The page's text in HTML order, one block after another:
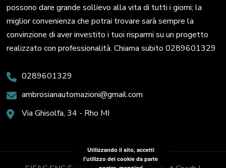
possono dare grande sollievo alla vita di tutti i giorni; la
miglior convenienza che potrai trovare sarà sempre la
convinzione di aver investito i tuoi risparmi su un progetto
realizzato con professionalità. Chiama subito 0289601329
0289601329
ambrosianautomazioni@gmail.com
Via Ghisolfa, 34 - Rho MI
Utilizzando il sito, accetti
l'utilizzo dei cookie da parte